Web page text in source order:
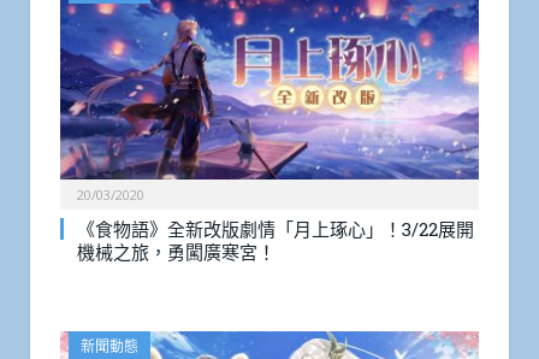
20/03/2020
《食物語》全新改版劇情「月上琢心」！3/22展開
機械之旅，勇闖廣寒宮！
新聞動態